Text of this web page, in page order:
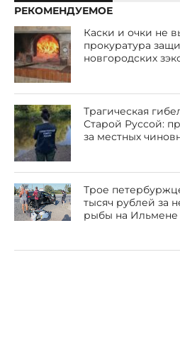
РЕКОМЕНДУЕМОЕ
Каски и очки не
прокуратура
новгородских
Трагическая
Старой Руссой:
за местных
Трое
тысяч рублей за
рыбы на Ильмене